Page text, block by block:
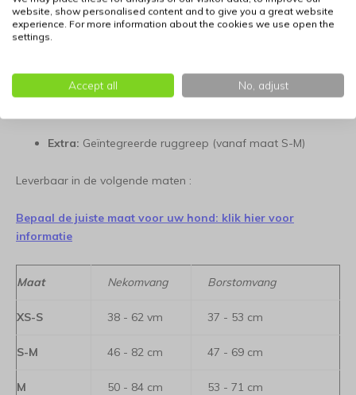
Verstelbaarheid:4-punts systeem voor een
Veiligheid: Voorzien van 3M™ Scotchlite™
Extra: Geïntegreerde ruggreep (vanaf maat S-M)
Leverbaar in de volgende maten :
Bepaal de juiste maat voor uw hond: klik hier voor
informatie
Maat Nekomvang Borstomvang
XS-S 38 - 62 vm 37 - 53 cm
S-M 46 - 82 cm 47 - 69 cm
M 50 - 84 cm 53 - 71 cm
website, show personalised content and to give you a great website
experience. For more information about the cookies we use open the
settings.
Accept all No, adjust